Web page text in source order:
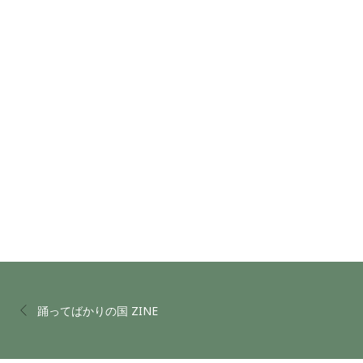
踊ってばかりの国 ZINE